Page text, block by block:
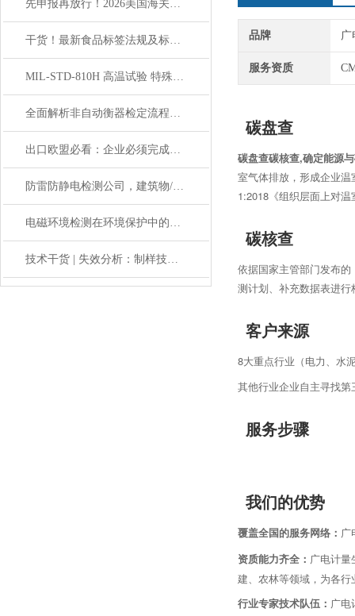
先申报再放行！2026美国海关通关规则巨变你必须知道
干货！最新食品标签法规及标准详解
MIL-STD-810H 高温试验 特殊装备高温环境适应性评估
全面解析非自动衡器检定流程：确保精确测量的关键步骤
出口欧盟必看：企业必须完成REACH-SVHC检测的意义
防雷防静电检测公司，建筑物/机房/加油站防雷年检报告
电磁环境检测在环境保护中的应用
技术干货 | 失效分析：制样技术介绍（一）：离子研磨（CP）
品牌 广
服务资质
碳盘查
碳盘查碳核查,确定能源
室气体排放，形成企业
1:2018《组织层⾯上对
碳核查
依据国家主管部门发布
测计划、补充数据表进
客户来源
8大重点行业（电力、水
其他行业企业自主寻找
服务步骤
我们的优势
覆盖全国的服务网络： 广
资质能力齐全： 广电计量
建、农林等领域，为各
行业专家技术队伍： 广电